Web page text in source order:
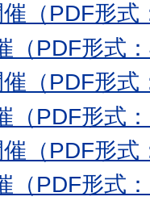
（PDF形式
（PDF形式
（PDF形式
（PDF形式
（PDF形式
（PDF形式